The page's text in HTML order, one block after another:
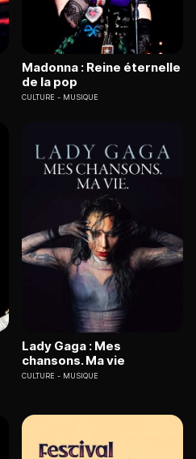
Madonna : Reine éternelle
de la pop
CULTURE MUSIQUE
Lady Gaga : Mes
chansons. Ma vie
CULTURE MUSIQUE